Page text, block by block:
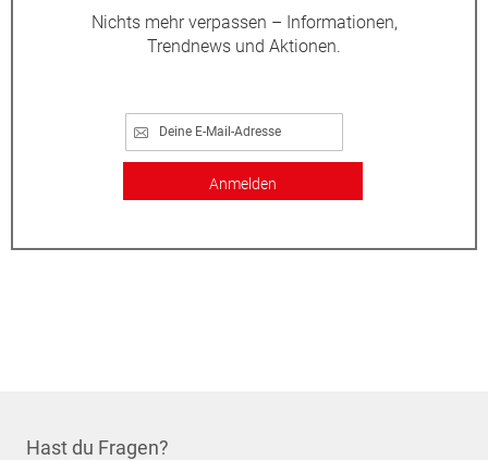
Nichts mehr verpassen – Informationen,
Trendnews und Aktionen.
Anmelden
Hast du Fragen?